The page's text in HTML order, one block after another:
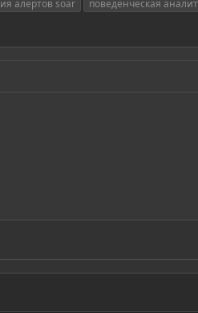
алертов soar поведенческая